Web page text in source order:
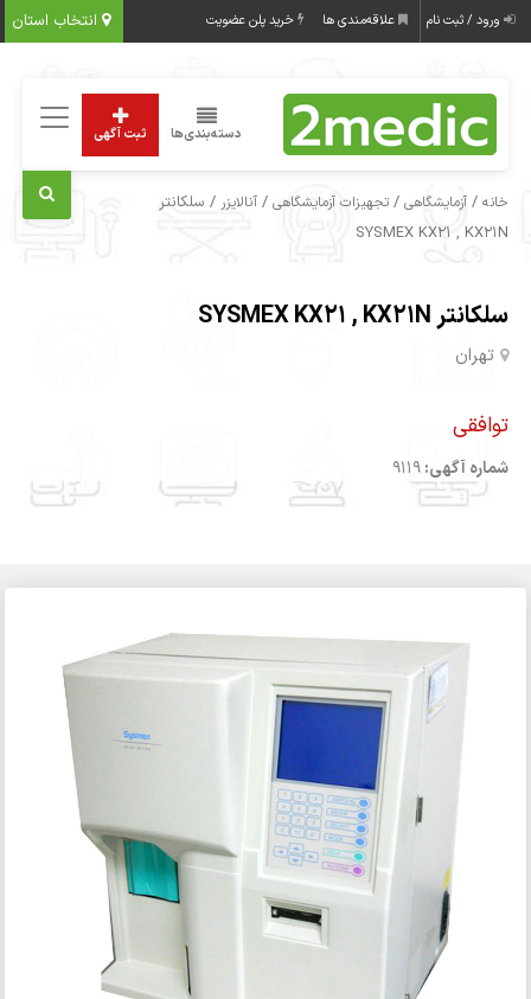
انتخاب استان ورود / ثبت نام علاقه‌مندی ها خرید پلن عضویت
دسته‌بندی‌ها ثبت آگهی
خانه /آزمایشگاهی /تجهیزات آزمایشگاهی /آنالایزر / سلکانتر
SYSMEX KX21 , KX21N
سلکانتر SYSMEX KX21 , KX21N
تهران
توافقی
شماره آگهی:9119